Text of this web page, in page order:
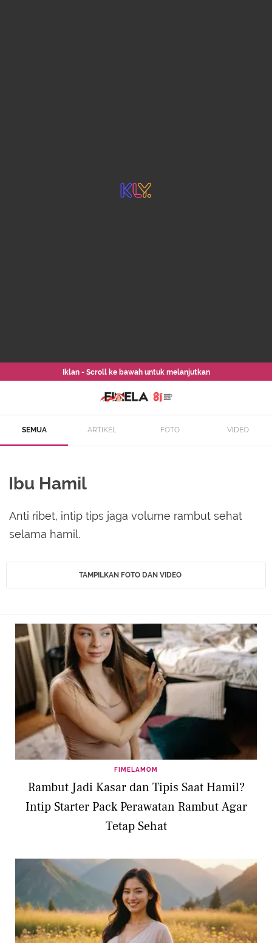
Iklan - Scroll ke bawah untuk melanjutkan
SEMUA ARTIKEL FOTO VIDEO
Ibu Hamil
Anti ribet, intip tips jaga volume rambut sehat
selama hamil.
TAMPILKAN FOTO DAN VIDEO
FIMELAMOM
Rambut Jadi Kasar dan Tipis Saat Hamil?
Intip Starter Pack Perawatan Rambut Agar
Tetap Sehat